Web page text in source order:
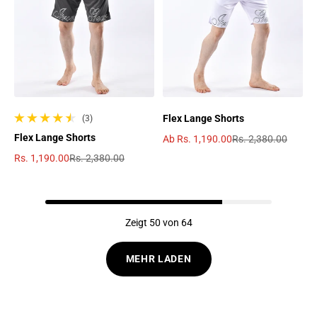
(3)
3 gesamte Bewertungen
Flex Lange Shorts
Rs. 1,190.00Rs. 2,380.00
Flex Lange Shorts
Ab Rs. 1,190.00Rs. 2,380.00
Zeigt 50 von 64
MEHR LADEN